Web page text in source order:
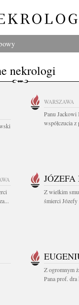
nekrologi
WARSZAWA
Panu Jackowi
współczucia
Z wielkim
śmierci
Z ogromnym
Pana prof. dra